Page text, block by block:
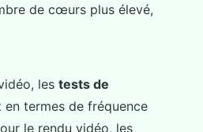
de cœurs plus élevé,
les tests de
termes de fréquence
le rendu vidéo, les